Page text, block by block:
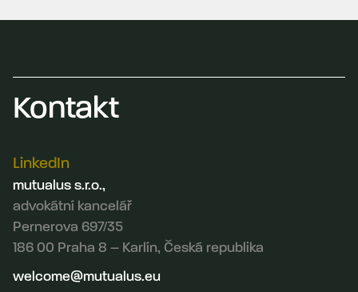
Kontakt
LinkedIn
mutualus s.r.o.,
advokátní kancelář
Pernerova 697/35
186 00 Praha 8 – Karlín, Česká republika
welcome@mutualus.eu